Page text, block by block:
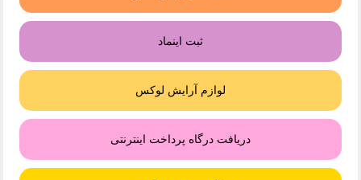
ثبت اینماد
لوازم آرایش لوکس
دریافت درگاه پرداخت اینترنتی